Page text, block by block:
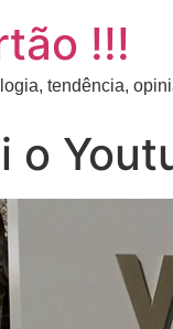
!!!
tendência,
o